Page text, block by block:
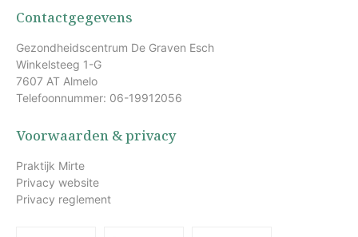
Contactgegevens
Gezondheidscentrum De Graven Esch
Winkelsteeg 1-G
7607 AT Almelo
Telefoonnummer: 06-19912056
Voorwaarden & privacy
Praktijk Mirte
Privacy website
Privacy reglement